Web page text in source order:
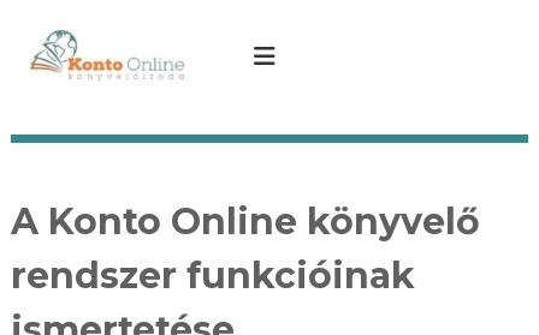
n
l
i
e
e
e
l
A Konto Online könyvelő
rendszer funkcióinak